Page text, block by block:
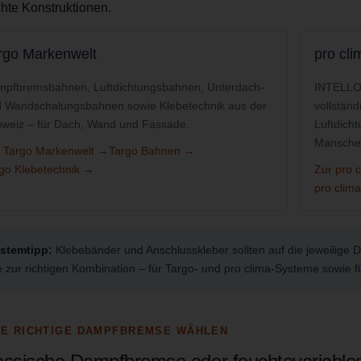
Konstruktionen.
Markenwelt
Luftdichtungsbahnen, Unterdach-
Wandschalungsbahnen sowie Klebetechnik aus der
– für Dach, Wand und Fassade.
Targo Markenwelt →Targo Bahnen →
Klebetechnik →
pro
Zur pro
pro
Klebebänder und Anschlusskleber sollten auf die jeweilige
zur richtigen Kombination – für Targo- und pro clima-Systeme sowie
RICHTIGE DAMPFBREMSE WÄHLEN